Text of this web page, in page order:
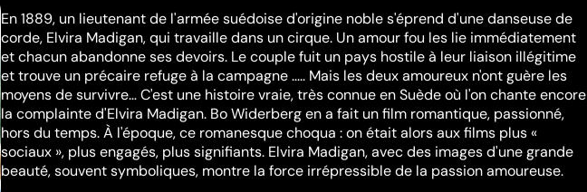
En 1889, un lieutenant de l'armée suédoise d'origine noble s'éprend d'une danseuse de
corde, Elvira Madigan, qui travaille dans un cirque. Un amour fou les lie immédiatement
et chacun abandonne ses devoirs. Le couple fuit un pays hostile à leur liaison illégitime
et trouve un précaire refuge à la campagne ..... Mais les deux amoureux n'ont guère les
moyens de survivre… C'est une histoire vraie, très connue en Suède où l'on chante encore
la complainte d'Elvira Madigan. Bo Widerberg en a fait un film romantique, passionné,
hors du temps. À l'époque, ce romanesque choqua : on était alors aux films plus «
sociaux », plus engagés, plus signifiants. Elvira Madigan, avec des images d'une grande
beauté, souvent symboliques, montre la force irrépressible de la passion amoureuse.